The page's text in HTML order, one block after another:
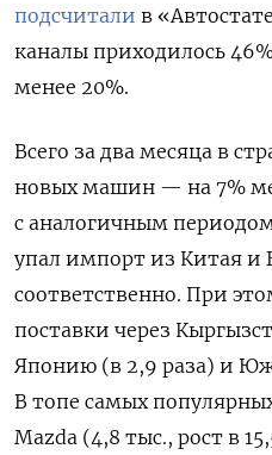
подсчитали в
каналы приходилось
менее 20%.
Всего за два месяца в
новых машин — на 7%
с аналогичным
упал импорт из Китая и
соответственно. При
поставки через
Японию (в 2,9 раза) и
В топе самых
Mazda (4,8 тыс., рост в